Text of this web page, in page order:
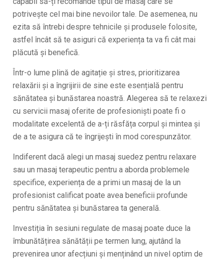
potrivește cel mai bine nevoilor tale. De asemenea, nu
ezita să întrebi despre tehnicile și produsele folosite,
astfel încât să te asiguri că experiența ta va fi cât mai
plăcută și benefică.
Într-o lume plină de agitație și stres, prioritizarea
relaxării și a îngrijirii de sine este esențială pentru
sănătatea și bunăstarea noastră. Alegerea să te relaxezi
cu servicii masaj oferite de profesioniști poate fi o
modalitate excelentă de a-ți răsfăța corpul și mintea și
de a te asigura că te îngrijești în mod corespunzător.
Indiferent dacă alegi un masaj suedez pentru relaxare
sau un masaj terapeutic pentru a aborda problemele
specifice, experiența de a primi un masaj de la un
profesionist calificat poate avea beneficii profunde
pentru sănătatea și bunăstarea ta generală.
Investiția în sesiuni regulate de masaj poate duce la
îmbunătățirea sănătății pe termen lung, ajutând la
prevenirea unor afecțiuni și menținând un nivel optim de